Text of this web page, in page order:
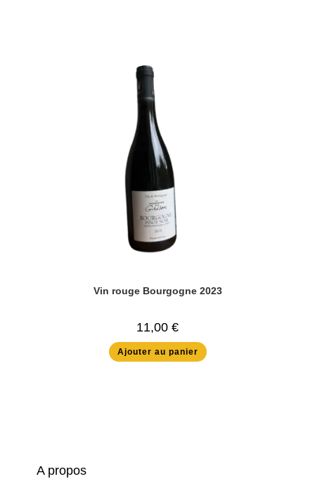
Vin rouge Bourgogne 2023
11,00 €
Ajouter au panier
A propos